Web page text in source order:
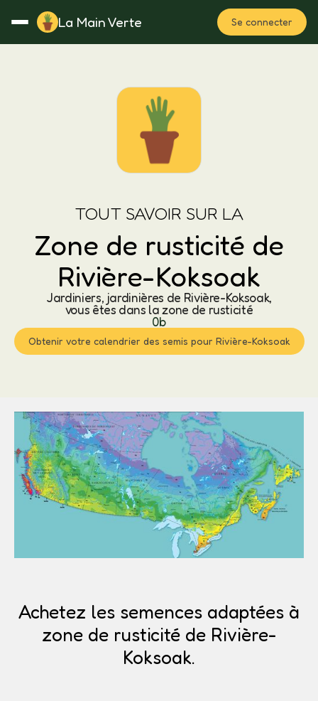
La Main Verte Se connecter
Notes Fertilisation
TOUT SAVOIR SUR LA
Zone de rusticité de
Rivière-Koksoak
Jardiniers, jardinières de Rivière-Koksoak,
vous êtes dans la zone de rusticité
0b
Obtenir votre calendrier des semis pour Rivière-Koksoak
Achetez les semences adaptées à
zone de rusticité de Rivière-
Koksoak.